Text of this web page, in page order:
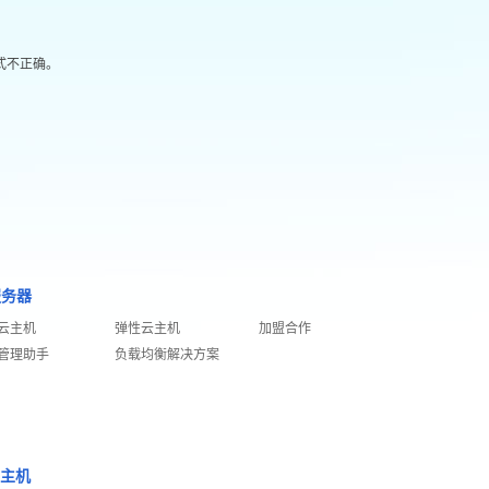
正确。
器
主机
理助手
弹性云主机
负载均衡解决方案
加盟合作
机